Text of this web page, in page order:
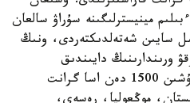
مينيسترلىگىنە سۇراۋ سالعان
سايىن شەتەلدىكتەردى، ونىڭ
ورىندارىنىڭ دايىندىق
بولىمدەرىندە وقۋعا قابىلداۋ ءۇشىن 1500 دەن اسا گرانت